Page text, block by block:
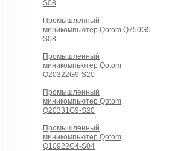
S08
Промышленный
миникомпьютер Qotom Q750G5-
S08
Промышленный
миникомпьютер Qotom
Q20322G9-S20
Промышленный
миникомпьютер Qotom
Q20331G9-S20
Промышленный
миникомпьютер Qotom
Q10922G4-S04